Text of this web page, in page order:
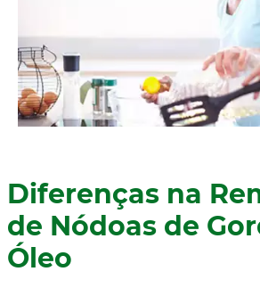
Diferenças na
de Nódoas de
Óleo